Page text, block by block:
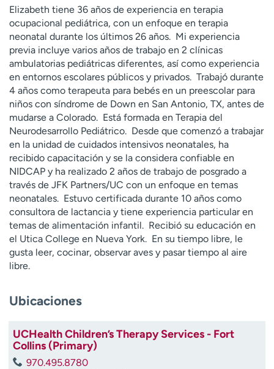
A
y
ú
d
a
m
e
a
e
n
c
o
n
t
r
a
r
Elizabeth tiene 36 años de experiencia en terapia
ocupacional pediátrica, con un enfoque en terapia
neonatal durante los últimos 26 años. Mi experiencia
previa incluye varios años de trabajo en 2 clínicas
ambulatorias pediátricas diferentes, así como experiencia
en entornos escolares públicos y privados. Trabajó durante
4 años como terapeuta para bebés en un preescolar para
niños con síndrome de Down en San Antonio, TX, antes de
mudarse a Colorado. Está formada en Terapia del
Neurodesarrollo Pediátrico. Desde que comenzó a trabajar
en la unidad de cuidados intensivos neonatales, ha
recibido capacitación y se la considera confiable en
NIDCAP y ha realizado 2 años de trabajo de posgrado a
través de JFK Partners/UC con un enfoque en temas
neonatales. Estuvo certificada durante 10 años como
consultora de lactancia y tiene experiencia particular en
temas de alimentación infantil. Recibió su educación en
el Utica College en Nueva York. En su tiempo libre, le
gusta leer, cocinar, observar aves y pasar tiempo al aire
libre.
Ubicaciones
UCHealth Children’s Therapy Services - Fort
Collins (Primary)
970.495.8780